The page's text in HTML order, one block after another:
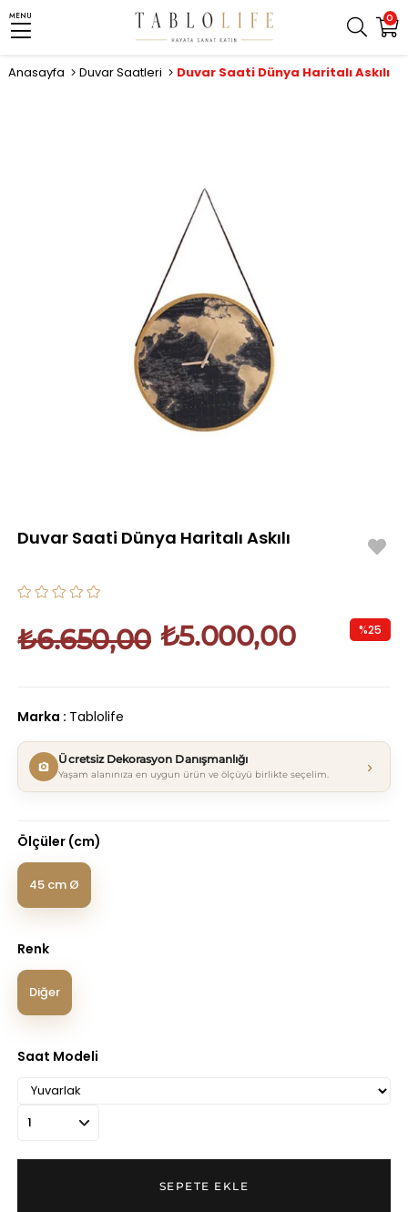
0
MENU
Anasayfa Duvar Saatleri Duvar Saati Dünya Haritalı Askılı
Duvar Saati Dünya Haritalı Askılı
₺6.650,00 ₺5.000,00 %25
Marka : Tablolife
Ücretsiz Dekorasyon Danışmanlığı
Yaşam alanınıza en uygun ürün ve ölçüyü birlikte seçelim. ›
Ölçüler (cm)
45 cm Ø
Renk
Diğer
Saat Modeli